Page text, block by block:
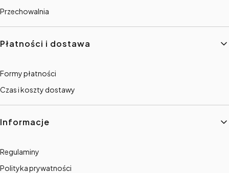
Przechowalnia
Płatności i dostawa
Formy płatności
Czas i koszty dostawy
Informacje
Regulaminy
Polityka prywatności